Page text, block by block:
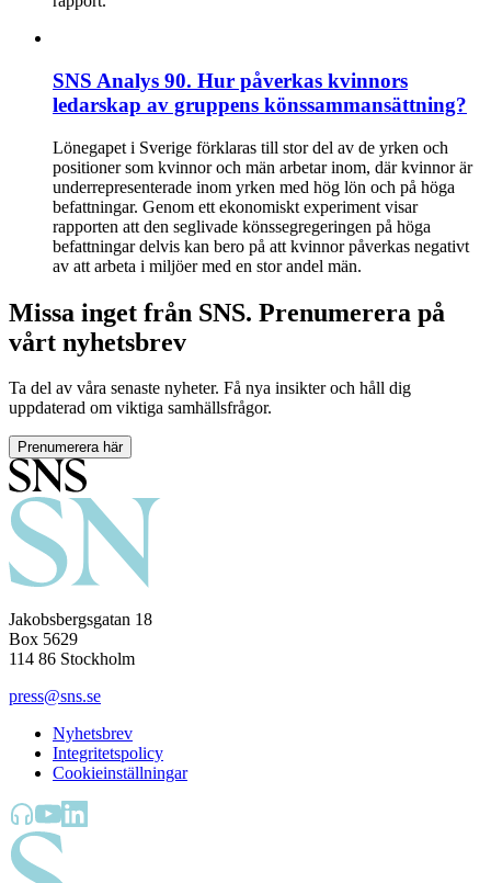
SNS Analys 90. Hur påverkas kvinnors
ledarskap av gruppens könssammansättning?
Lönegapet i Sverige förklaras till stor del av de yrken och
positioner som kvinnor och män arbetar inom, där kvinnor är
underrepresenterade inom yrken med hög lön och på höga
befattningar. Genom ett ekonomiskt experiment visar
rapporten att den seglivade könssegregeringen på höga
befattningar delvis kan bero på att kvinnor påverkas negativt
av att arbeta i miljöer med en stor andel män.
Missa inget från SNS. Prenumerera på
vårt nyhetsbrev
Ta del av våra senaste nyheter. Få nya insikter och håll dig
uppdaterad om viktiga samhällsfrågor.
Prenumerera här
Jakobsbergsgatan 18
Box 5629
114 86 Stockholm
press@sns.se
Nyhetsbrev
Integritetspolicy
Cookieinställningar